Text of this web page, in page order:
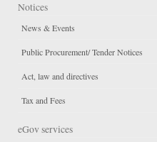
Notices
News & Events
Public Procurement/ Tender Notices
Act, law and directives
Tax and Fees
eGov services